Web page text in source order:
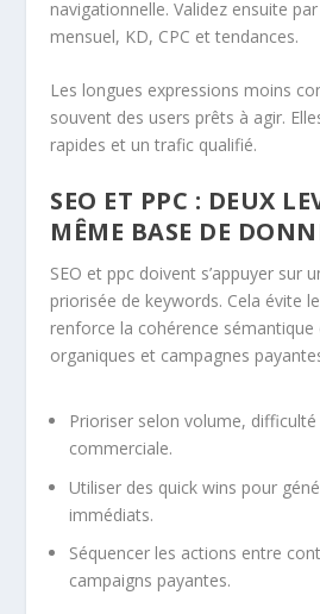
navigationnelle. Validez ensuite
mensuel, KD, CPC et tendances.
Les longues expressions moins
souvent des users prêts à agir.
rapides et un trafic qualifié.
SEO ET PPC : DEUX
MÊME BASE DE
SEO et ppc doivent s’appuyer sur
priorisée de keywords. Cela évite
renforce la cohérence sémantique
organiques et campagnes
Prioriser selon volume,
commerciale.
Utiliser des quick wins pour
immédiats.
Séquencer les actions entre
campaigns payantes.